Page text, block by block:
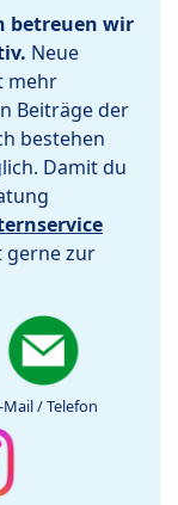
betreuen wir
Neue
mehr
Beiträge der
bestehen
Damit du
gerne zur
Mail / Telefon